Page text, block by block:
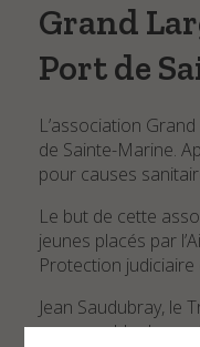
Grand
Port de
L’association
de Sainte-Marine.
pour causes
Le but de cette
jeunes placés par
Protection judiciaire
Jean Saudubray, le
responsable du